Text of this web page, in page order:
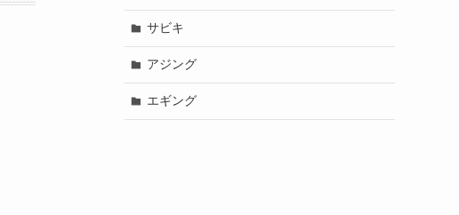
サビキ
アジング
エギング